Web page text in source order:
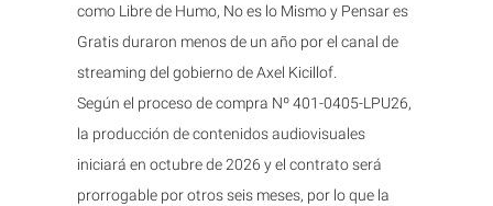
como Libre de Humo, No es lo Mismo y Pensar es
Gratis duraron menos de un año por el canal de
streaming del gobierno de Axel Kicillof.
Según el proceso de compra Nº 401-0405-LPU26,
la producción de contenidos audiovisuales
iniciará en octubre de 2026 y el contrato será
prorrogable por otros seis meses, por lo que la